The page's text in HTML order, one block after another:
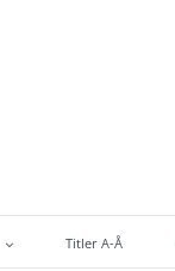
Titler A-Å